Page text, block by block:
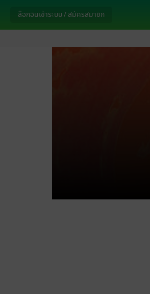
ล็อกอินเข้าระบบ / สมัครสมาชิก